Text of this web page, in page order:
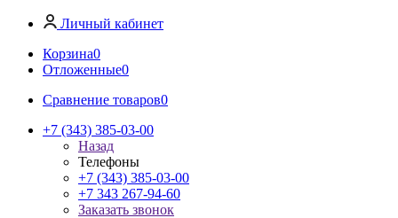
Личный кабинет
Корзина0
Отложенные0
Сравнение товаров0
+7 (343) 385-03-00
Назад
Телефоны
+7 (343) 385-03-00
+7 343 267-94-60
Заказать звонок